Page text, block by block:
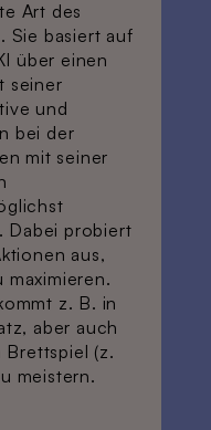
Art des
Sie basiert auf
über einen
seiner
und
bei der
mit seiner
Dabei probiert
aus,
maximieren.
z. B. in
aber auch
(z.
meistern.